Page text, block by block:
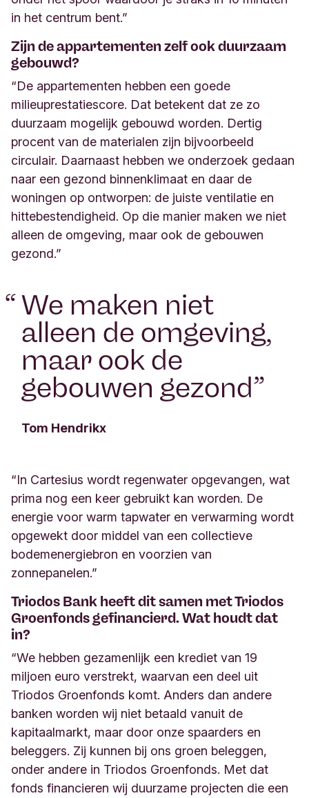
in het centrum bent.”
Zijn de appartementen zelf ook duurzaam
gebouwd?
“De appartementen hebben een goede
milieuprestatiescore. Dat betekent dat ze zo
duurzaam mogelijk gebouwd worden. Dertig
procent van de materialen zijn bijvoorbeeld
circulair. Daarnaast hebben we onderzoek gedaan
naar een gezond binnenklimaat en daar de
woningen op ontworpen: de juiste ventilatie en
hittebestendigheid. Op die manier maken we niet
alleen de omgeving, maar ook de gebouwen
gezond.”
“We maken niet
alleen de omgeving,
maar ook de
gebouwen gezond”
Tom Hendrikx
“In Cartesius wordt regenwater opgevangen, wat
prima nog een keer gebruikt kan worden. De
energie voor warm tapwater en verwarming wordt
opgewekt door middel van een collectieve
bodemenergiebron en voorzien van
zonnepanelen.”
Triodos Bank heeft dit samen met Triodos
Groenfonds gefinancierd. Wat houdt dat
in?
“We hebben gezamenlijk een krediet van 19
miljoen euro verstrekt, waarvan een deel uit
Triodos Groenfonds komt. Anders dan andere
banken worden wij niet betaald vanuit de
kapitaalmarkt, maar door onze spaarders en
beleggers. Zij kunnen bij ons groen beleggen,
onder andere in Triodos Groenfonds. Met dat
fonds financieren wij duurzame projecten die een